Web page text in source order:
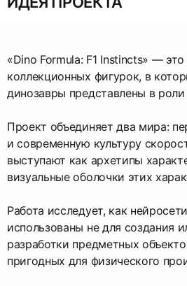
«Dino Formula: F1 Instincts» —
коллекционных фигурок, в
динозавры представлены в
Проект объединяет два мира:
и современную культуру
выступают как архетипы
визуальные оболочки этих
Работа исследует, как
использованы не для создания
разработки предметных
пригодных для физического